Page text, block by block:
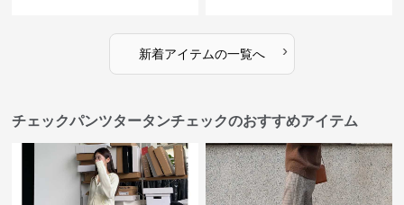
新着アイテムの一覧へ ›
チェックパンツタータンチェックのおすすめアイテム